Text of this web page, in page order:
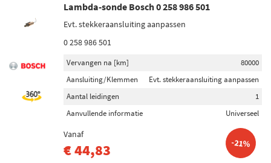
Lambda-sonde Bosch 0 258 986 501
Evt. stekkeraansluiting aanpassen
0 258 986 501
Vervangen na [km]
80000
Aansluiting/Klemmen
Evt. stekkeraansluiting aanpassen
Aantal leidingen
1
Aanvullende informatie
Universeel
Vanaf
€ 44,83 -21%